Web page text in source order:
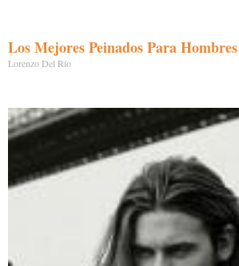
Los Mejores Peinados Para
Lorenzo Del Río